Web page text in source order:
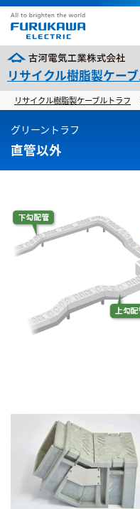
リサイクル樹脂製ケー
グリーントラフ8つの特長
設置例
環境・SDGs
リサイクル樹脂製
リサイクル樹脂製ケーブルトラフ
グリーントラフ
直管以外